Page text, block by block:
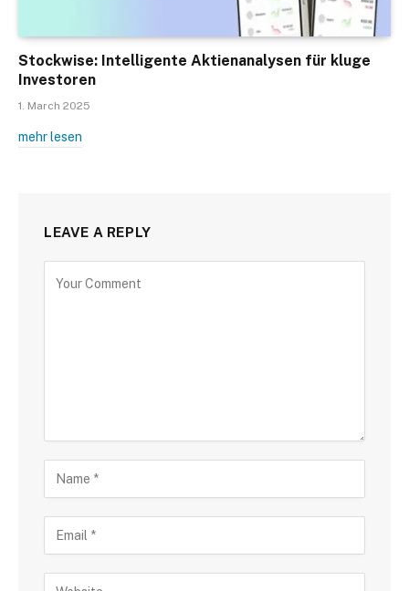
Stockwise: Intelligente Aktienanalysen für kluge
Investoren
1. March 2025
mehr lesen
LEAVE A REPLY